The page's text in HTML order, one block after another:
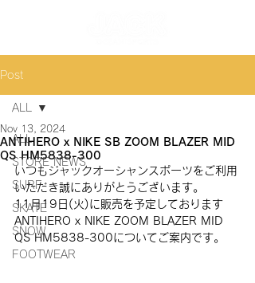
Post
ALL
STORE NEWS
SURF
SKATE
SNOW
FOOTWEAR
ALL
ANTIHERO x NIKE SB ZOOM BLAZER MID
QS HM5838-300
Nov 13, 2024
いつもジャックオーシャンスポーツをご利用
いただき誠にありがとうございます。
11月19日(火)に販売を予定しております
ANTIHERO x NIKE ZOOM BLAZER MID
QS HM5838-300についてご案内です。